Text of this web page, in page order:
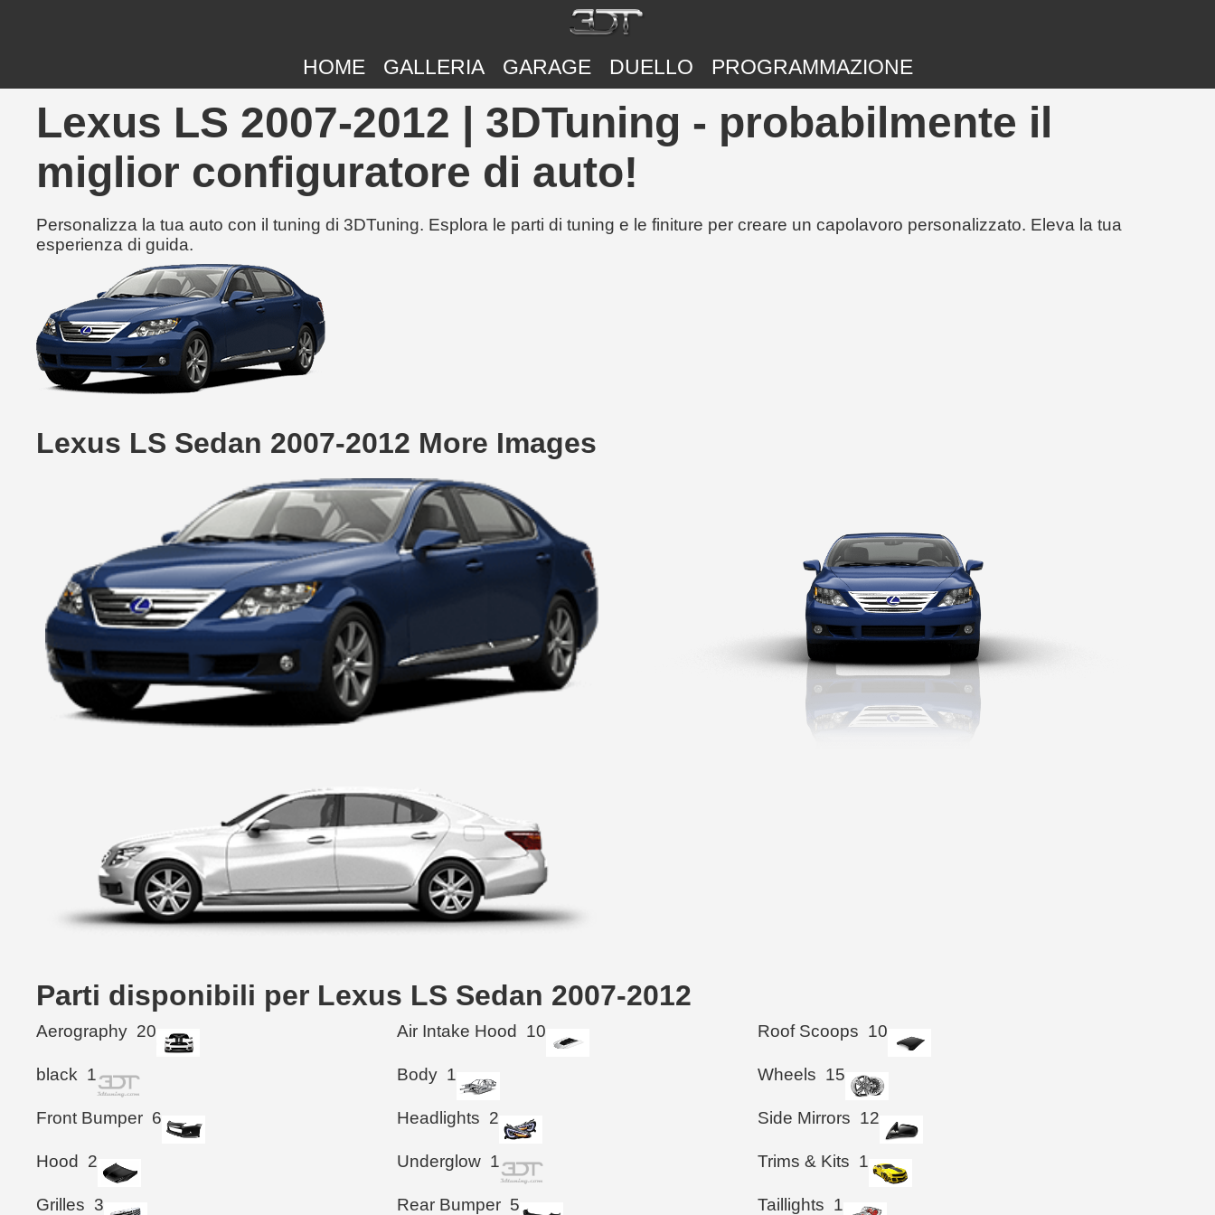
HOME GALLERIA GARAGE DUELLO PROGRAMMAZIONE
Lexus LS 2007-2012 | 3DTuning - probabilmente il
miglior configuratore di auto!
Personalizza la tua auto con il tuning di 3DTuning. Esplora le parti di tuning e le finiture per creare un capolavoro personalizzato. Eleva la tua
esperienza di guida.
Lexus LS Sedan 2007-2012 More Images
Parti disponibili per Lexus LS Sedan 2007-2012
Aerography 20 Air Intake Hood 10 Roof Scoops 10
black 1 Body 1 Wheels 15
Front Bumper 6 Headlights 2 Side Mirrors 12
Hood 2 Underglow 1 Trims & Kits 1
Grilles 3 Rear Bumper 5 Taillights 1